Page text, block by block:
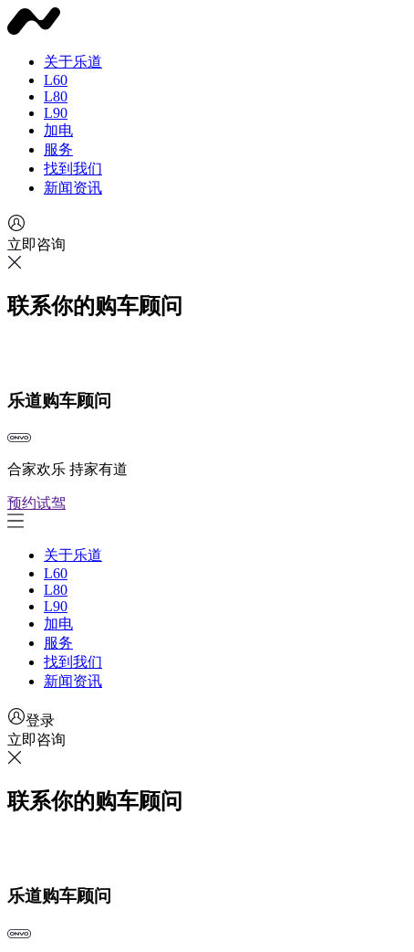
关于乐道
L60
L80
L90
加电
服务
找到我们
新闻资讯
立即咨询
联系你的购车顾问
乐道购车顾问
合家欢乐 持家有道
预约试驾
关于乐道
L60
L80
L90
加电
服务
找到我们
新闻资讯
登录
立即咨询
联系你的购车顾问
乐道购车顾问